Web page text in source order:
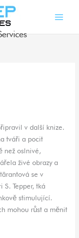
v další knize.
tváři a pocit
než oslnivé,
živé obrazy a
se v
S. Tepper, tká
stimulující.
mohou růst a měnit